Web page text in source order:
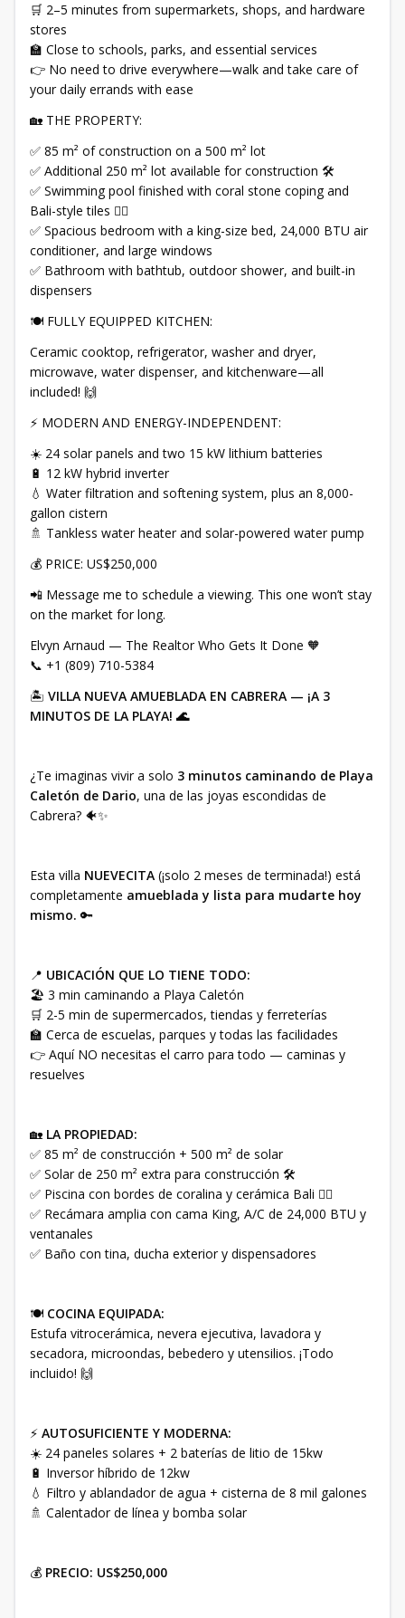
🛒 2–5 minutes from supermarkets, shops, and hardware
stores
🏫 Close to schools, parks, and essential services
👉 No need to drive everywhere—walk and take care of
your daily errands with ease
🏡 THE PROPERTY:
✅ 85 m² of construction on a 500 m² lot
✅ Additional 250 m² lot available for construction 🛠️
✅ Swimming pool finished with coral stone coping and
Bali-style tiles 🏊‍♂️
✅ Spacious bedroom with a king-size bed, 24,000 BTU air
conditioner, and large windows
✅ Bathroom with bathtub, outdoor shower, and built-in
dispensers
🍽️ FULLY EQUIPPED KITCHEN:
Ceramic cooktop, refrigerator, washer and dryer,
microwave, water dispenser, and kitchenware—all
included! 🙌
⚡ MODERN AND ENERGY-INDEPENDENT:
☀️ 24 solar panels and two 15 kW lithium batteries
🔋 12 kW hybrid inverter
💧 Water filtration and softening system, plus an 8,000-
gallon cistern
🚿 Tankless water heater and solar-powered water pump
💰 PRICE: US$250,000
📲 Message me to schedule a viewing. This one won’t stay
on the market for long.
Elvyn Arnaud — The Realtor Who Gets It Done 🧡
📞 +1 (809) 710-5384
🏝️ VILLA NUEVA AMUEBLADA EN CABRERA — ¡A 3
MINUTOS DE LA PLAYA! 🌊
¿Te imaginas vivir a solo 3 minutos caminando de Playa
Caletón de Dario, una de las joyas escondidas de
Cabrera? 🐠✨
Esta villa NUEVECITA (¡solo 2 meses de terminada!) está
completamente amueblada y lista para mudarte hoy
mismo. 🔑
📍 UBICACIÓN QUE LO TIENE TODO:
🏖️ 3 min caminando a Playa Caletón
🛒 2-5 min de supermercados, tiendas y ferreterías
🏫 Cerca de escuelas, parques y todas las facilidades
👉 Aquí NO necesitas el carro para todo — caminas y
resuelves
🏡 LA PROPIEDAD:
✅ 85 m² de construcción + 500 m² de solar
✅ Solar de 250 m² extra para construcción 🛠️
✅ Piscina con bordes de coralina y cerámica Bali 🏊‍♂️
✅ Recámara amplia con cama King, A/C de 24,000 BTU y
ventanales
✅ Baño con tina, ducha exterior y dispensadores
🍽️ COCINA EQUIPADA:
Estufa vitrocerámica, nevera ejecutiva, lavadora y
secadora, microondas, bebedero y utensilios. ¡Todo
incluido! 🙌
⚡ AUTOSUFICIENTE Y MODERNA:
☀️ 24 paneles solares + 2 baterías de litio de 15kw
🔋 Inversor híbrido de 12kw
💧 Filtro y ablandador de agua + cisterna de 8 mil galones
🚿 Calentador de línea y bomba solar
💰 PRECIO: US$250,000